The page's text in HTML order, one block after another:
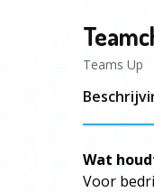
Teams Up
Wat
Voor